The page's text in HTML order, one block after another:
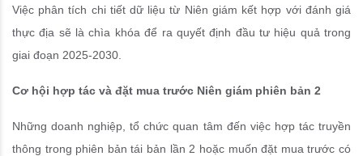
Việc phân tích chi tiết dữ liệu từ Niên giám kết hợp với đánh giá
thực địa sẽ là chìa khóa để ra quyết định đầu tư hiệu quả trong
giai đoạn 2025-2030.
Cơ hội hợp tác và đặt mua trước Niên giám phiên bản 2
Những doanh nghiệp, tổ chức quan tâm đến việc hợp tác truyền
thông trong phiên bản tái bản lần 2 hoặc muốn đặt mua trước có